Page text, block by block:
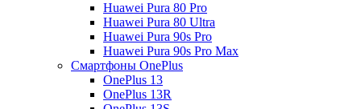
Huawei Pura 80 Pro
Huawei Pura 80 Ultra
Huawei Pura 90s Pro
Huawei Pura 90s Pro Max
Смартфоны OnePlus
OnePlus 13
OnePlus 13R